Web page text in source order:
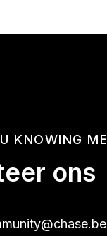
KNOWING ME
ons